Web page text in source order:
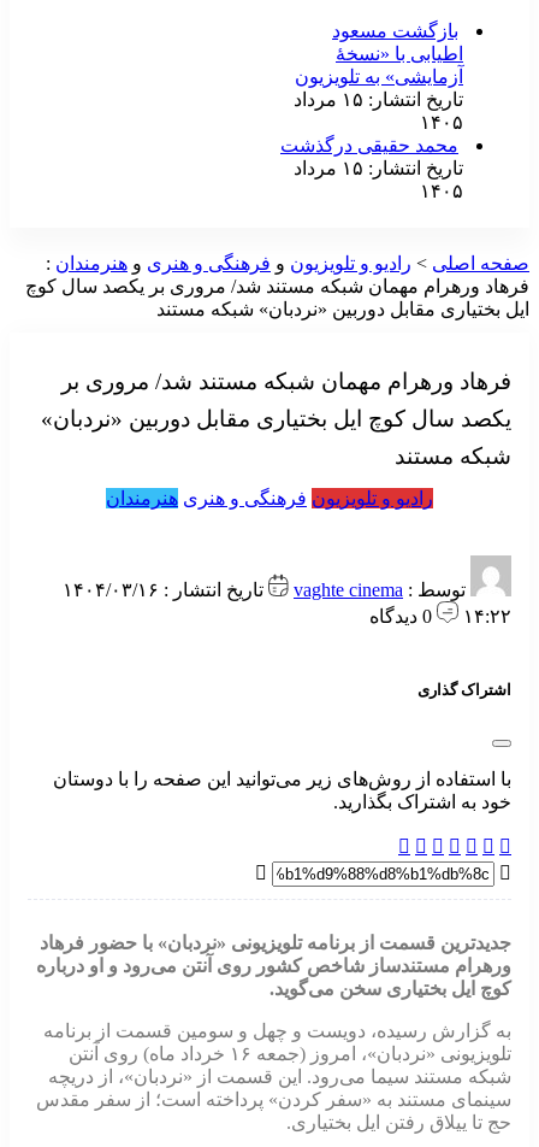
بازگشت مسعود
اطیابی با «نسخهٔ
آزمایشی» به تلویزیون
تاریخ انتشار: ۱۵ مرداد
۱۴۰۵
محمد حقیقی درگذشت
تاریخ انتشار: ۱۵ مرداد
۱۴۰۵
اصلی> رادیو و تلویزیونو فرهنگی و هنری و هنرمندان :
ورهرام مهمان شبکه مستند شد/ مروری بر یکصد سال کوچ
بختیاری مقابل دوربین «نردبان» شبکه‌ مستند
فرهاد ورهرام مهمان شبکه مستند شد/ مروری بر
یکصد سال کوچ ایل بختیاری مقابل دوربین «نردبان»
شبکه‌ مستند
رادیو و تلویزیون فرهنگی و هنری هنرمندان
توسط : vaghte cinema
تاریخ انتشار : ۱۴۰۴/۰۳/۱۶
۱۴:۲۲
0 دیدگاه
اشتراک گذاری
با استفاده از روش‌های زیر می‌توانید این صفحه را با دوستان
خود به اشتراک بگذارید.
جدیدترین قسمت از برنامه تلویزیونی «نردبان» با حضور فرهاد
ورهرام مستندساز شاخص کشور روی آنتن می‌رود ‌و او درباره
کوچ ایل بختیاری سخن می‌گوید.
به گزارش رسیده، دویست و چهل و سومین قسمت از برنامه
تلویزیونی «نردبان»، امروز (جمعه ۱۶ خرداد ماه) روی آنتن
شبکه مستند سیما می‌رود. این قسمت از «نردبان»، از دریچه‌
سینمای مستند به «سفر کردن» پرداخته است؛ از سفر مقدس
حج تا ییلاق رفتن ایل بختیاری.